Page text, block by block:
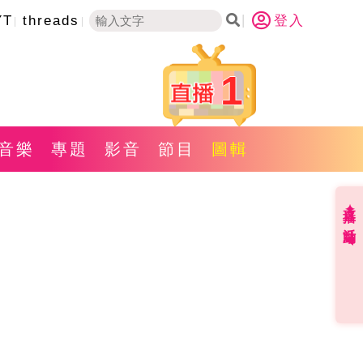
threads 登入
1
樂 專題 影音 節目 圖輯
直播✦活動